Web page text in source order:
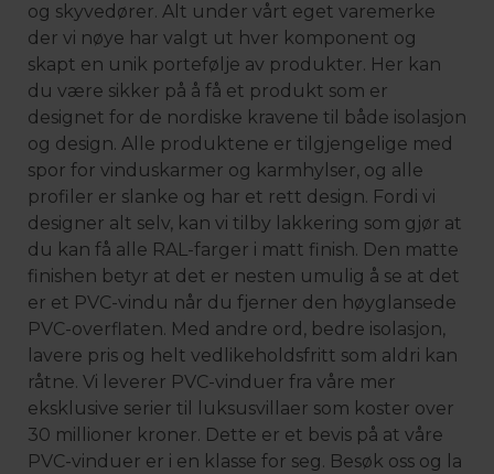
og skyvedører. Alt under vårt eget varemerke
der vi nøye har valgt ut hver komponent og
skapt en unik portefølje av produkter. Her kan
du være sikker på å få et produkt som er
designet for de nordiske kravene til både isolasjon
og design. Alle produktene er tilgjengelige med
spor for vinduskarmer og karmhylser, og alle
profiler er slanke og har et rett design. Fordi vi
designer alt selv, kan vi tilby lakkering som gjør at
du kan få alle RAL-farger i matt finish. Den matte
finishen betyr at det er nesten umulig å se at det
er et PVC-vindu når du fjerner den høyglansede
PVC-overflaten. Med andre ord, bedre isolasjon,
lavere pris og helt vedlikeholdsfritt som aldri kan
råtne. Vi leverer PVC-vinduer fra våre mer
eksklusive serier til luksusvillaer som koster over
30 millioner kroner. Dette er et bevis på at våre
PVC-vinduer er i en klasse for seg. Besøk oss og la